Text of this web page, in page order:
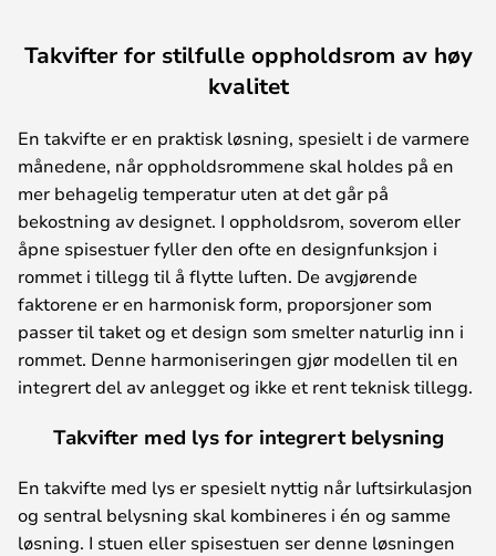
Takvifter for stilfulle oppholdsrom av høy
kvalitet
En takvifte er en praktisk løsning, spesielt i de varmere
månedene, når oppholdsrommene skal holdes på en
mer behagelig temperatur uten at det går på
bekostning av designet. I oppholdsrom, soverom eller
åpne spisestuer fyller den ofte en designfunksjon i
rommet i tillegg til å flytte luften. De avgjørende
faktorene er en harmonisk form, proporsjoner som
passer til taket og et design som smelter naturlig inn i
rommet. Denne harmoniseringen gjør modellen til en
integrert del av anlegget og ikke et rent teknisk tillegg.
Takvifter med lys for integrert belysning
En takvifte med lys er spesielt nyttig når luftsirkulasjon
og sentral belysning skal kombineres i én og samme
løsning. I stuen eller spisestuen ser denne løsningen